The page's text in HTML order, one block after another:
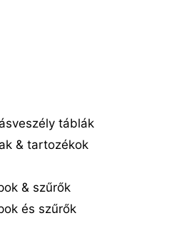
táblák
& tartozékok
& szűrők
és szűrők